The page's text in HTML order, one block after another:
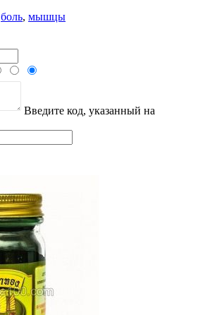
боль, мышцы
Введите код, указанный на